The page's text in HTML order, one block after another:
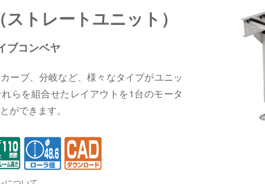
ストレートユニット）
ブコンベヤ
ーブ、分岐など、様々なタイプがユニッ
らを組合せたレイアウトを1台のモータ
ができます。